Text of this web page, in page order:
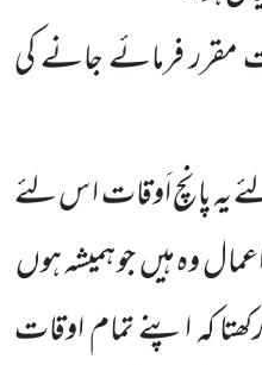
مقرر فرمائے جانے کی
یہ پانچ اَوقات ا س لئے
وہ ہیں جو ہمیشہ ہوں
کہ اپنے تمام اوقات